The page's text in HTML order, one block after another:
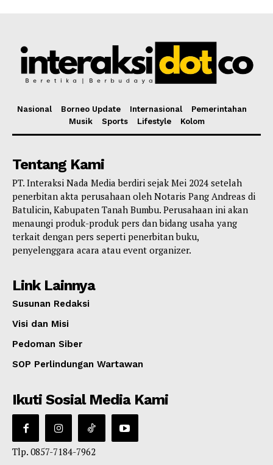
Nasional Borneo Update Internasional
Pemerintahan
Musik
Sports Lifestyle Kolom
Tentang Kami
PT. Interaksi Nada Media berdiri sejak Mei 2024 setelah
penerbitan akta perusahaan oleh Notaris Pang Andreas di
Batulicin, Kabupaten Tanah Bumbu. Perusahaan ini akan
menaungi produk-produk pers dan bidang usaha yang
terkait dengan pers seperti penerbitan buku,
penyelenggara acara atau event organizer.
Link Lainnya
Susunan Redaksi
Visi dan Misi
Pedoman Siber
SOP Perlindungan Wartawan
Ikuti Sosial Media Kami
Tlp. 0857-7184-7962